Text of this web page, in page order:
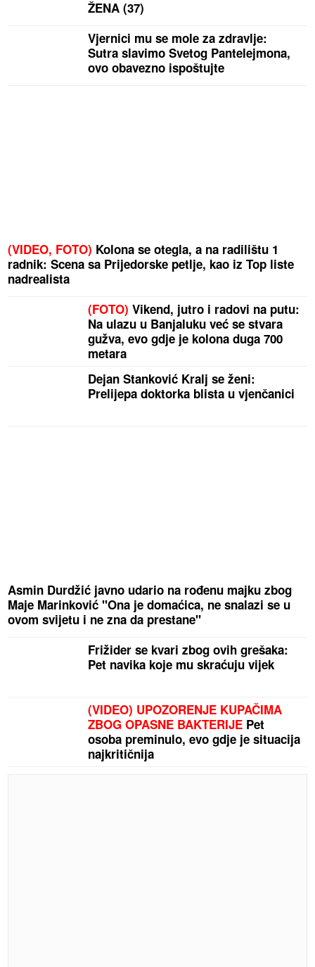
ŽENA (37)
Vjernici mu se mole za zdravlje:
Sutra slavimo Svetog Pantelejmona,
ovo obavezno ispoštujte
(VIDEO, FOTO) Kolona se otegla, a na radilištu 1
radnik: Scena sa Prijedorske petlje, kao iz Top liste
nadrealista
(FOTO) Vikend, jutro i radovi na putu:
Na ulazu u Banjaluku već se stvara
gužva, evo gdje je kolona duga 700
metara
Dejan Stanković Kralj se ženi:
Prelijepa doktorka blista u vjenčanici
Asmin Durdžić javno udario na rođenu majku zbog
Maje Marinković "Ona je domaćica, ne snalazi se u
ovom svijetu i ne zna da prestane"
Frižider se kvari zbog ovih grešaka:
Pet navika koje mu skraćuju vijek
(VIDEO) UPOZORENJE KUPAČIMA
ZBOG OPASNE BAKTERIJE Pet
osoba preminulo, evo gdje je situacija
najkritičnija